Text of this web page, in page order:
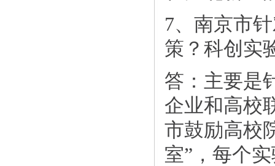
7、南京市
策？科创实
答：主要是
企业和高校
市鼓励高校
室”，每个